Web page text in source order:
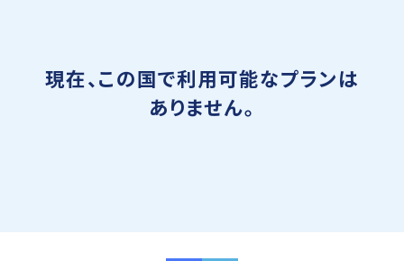
現在、この国で利用可能なプランは
ありません。